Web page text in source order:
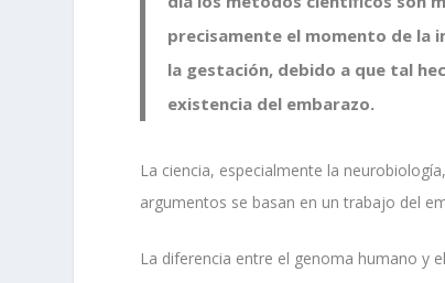
precisamente el momento de la
la gestación, debido a que tal
existencia del embarazo.
La ciencia, especialmente la
argumentos se basan en un trabajo del
La diferencia entre el genoma humano y